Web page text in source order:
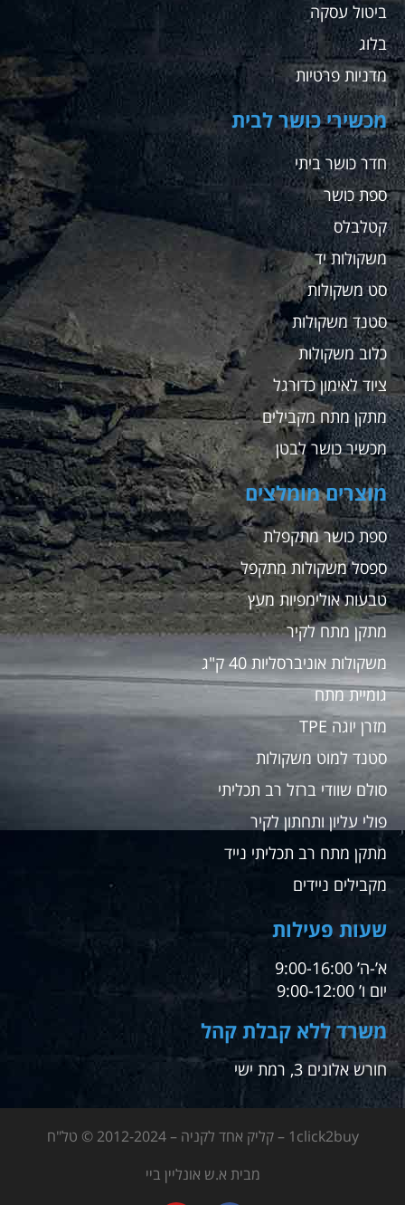
ביטול עסקה
בלוג
מדניות פרטיות
מכשירי כושר לבית
חדר כושר ביתי
ספת כושר
קטלבלס
משקולות יד
סט משקולות
סטנד משקולות
כלוב משקולות
ציוד לאימון כדורגל
מתקן מתח מקבילים
מכשיר כושר לבטן
מוצרים מומלצים
ספת כושר מתקפלת
ספסל משקולות מתקפל
טבעות אולימפיות מעץ
מתקן מתח לקיר
משקולות אוניברסליות 40 ק"ג
גומיית מתח
מזרן יוגה TPE
סטנד למוט משקולות
סולם שוודי ברזל רב תכליתי
פולי עליון ותחתון לקיר
מתקן מתח רב תכליתי נייד
מקבילים ניידים
שעות פעילות
א’-ה’ 9:00-16:00
יום ו’ 9:00-12:00
משרד ללא קבלת קהל
חורש אלונים 3, רמת ישי
1click2buy – קליק אחד לקניה – 2012-2024 © טל"ח
מבית א.ש אונליין ביי